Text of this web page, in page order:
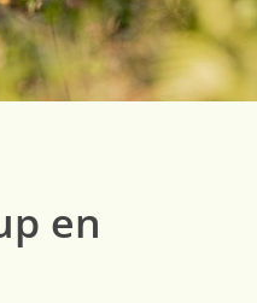
en